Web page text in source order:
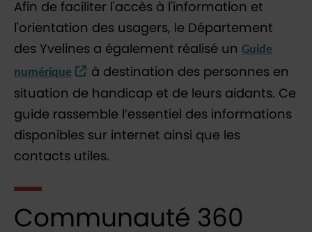
Afin de faciliter l'accès à l'information et
l'orientation des usagers, le Département
des Yvelines a également réalisé un Guide
numérique
à destination des personnes en
situation de handicap et de leurs aidants. Ce
guide rassemble l’essentiel des informations
disponibles sur internet ainsi que les
contacts utiles.
Communauté 360